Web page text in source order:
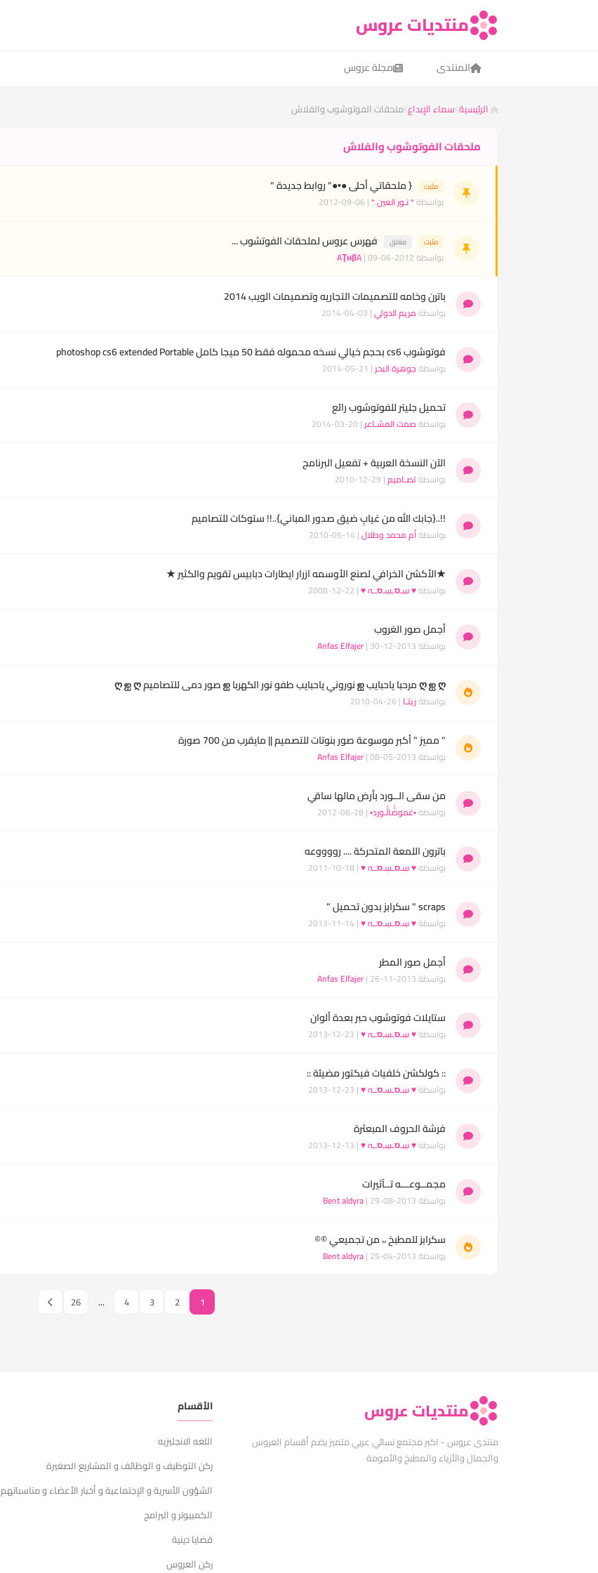
منتديات عروس
المنتدى مجلة عروس
الرئيسية سماء الإبداع ملحقات الفوتوشوب والفلاش
ملحقات الفوتوشوب والفلاش
مثبت { ملحقاتي أحلى ●•●" روابط جديدة "
بواسطة* نـور العين *| 06-09-2012
مثبت مغلق فهرس عروس لملحقات الفوتشوب ...
بواسطة AŢнβA| 09-06-2012
باترن وخامه للتصميمات التجاريه وتصميمات الويب 2014
بواسطةمريم الدولي| 03-04-2014
فوتوشوب cs6 بحجم خيالي نسخه محموله فقط 50 ميجا كامل photoshop cs6 extended Portable
بواسطةجوهرة البحر | 21-05-2014
تحميل جليتر للفوتوشوب رائع
بواسطةصمت المشـاعر | 20-03-2014
الآن النسخة العربية + تفعيل البرنامج
بواسطةتصـاميم| 29-12-2010
!!..{جابك الله من غيابٍ ضيق صدور المباني}..!! ستوكات للتصاميم
بواسطةأم محمد وطلال| 14-05-2010
★الأكشن الخرافي لصنع الأوسمه ازرار ايطارات دبابيس تقويم والكثير ★
بواسطة♥ سِـסּـسِـסּــہ ♥| 22-12-2008
أجمل صور الغروب
بواسطة Anfas Elfajer| 30-12-2013
ღ ஐ ღ مرحبا ياحبايب ஐ نوروني ياحبايب طفو نور الكهربا ஐ صور دمى للتصاميم ღ ஐ ღ
بواسطةريتـا | 26-04-2010
" مميز " أكبر موسوعة صور بنوتات للتصميم || مايقرب من 700 صورة
بواسطة Anfas Elfajer| 08-05-2013
من سقى الــورد بأرض مالها ساقي
بواسطة•غموضْْالْْـورد•| 28-08-2012
باترون اللمعة المتحركة .... رووووعه
بواسطة♥ سِـסּـسِـסּــہ ♥| 18-10-2011
scraps " سكرابز بدون تحميل "
بواسطة♥ سِـסּـسِـסּــہ ♥| 14-11-2013
أجمل صور المطر
بواسطة Anfas Elfajer| 26-11-2013
ستايلات فوتوشوب حبر بعدة ألوان
بواسطة♥ سِـסּـسِـסּــہ ♥| 23-12-2013
:: كولكشن خلفيات فيكتور مضيئة ::
بواسطة♥ سِـסּـسِـסּــہ ♥| 23-12-2013
فرشة الحروف المبعثرة
بواسطة♥ سِـסּـسِـסּــہ ♥| 13-12-2013
مجمــوعـــه تــآثيرات
بواسطة Bent aldyra| 29-08-2013
سكرابز للمطبخ ،، من تجميعي ©©
بواسطة Bent aldyra| 25-04-2013
1
2
3
4
...
26
منتديات عروس
منتدى عروس - اكبر مجتمع نسائي عربي متميز يضم أقسام العروس
والجمال والأزياء والمطبخ والأمومة
الأقسام
اللغه الانجليزيه
ركن التوظيف و الوظائف و المشاريع الصغيرة
الشؤون الأسرية و الإجتماعية و أخبار الأعضاء و مناسباتهم
الكمبيوتر و البرامج
قضايا دينية
ركن العروس